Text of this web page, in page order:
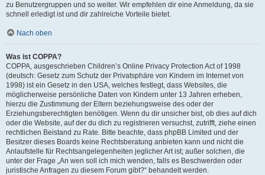
zu Benutzergruppen und so weiter. Wir empfehlen dir eine Anmeldung, da sie
schnell erledigt ist und dir zahlreiche Vorteile bietet.
Nach oben
Was ist COPPA?
COPPA, ausgeschrieben Children’s Online Privacy Protection Act of 1998
(deutsch: Gesetz zum Schutz der Privatsphäre von Kindern im Internet von
1998) ist ein Gesetz in den USA, welches festlegt, dass Websites, die
möglicherweise persönliche Daten von Kindern unter 13 Jahren erheben,
hierzu die Zustimmung der Eltern beziehungsweise des oder der
Erziehungsberechtigten benötigen. Wenn du dir unsicher bist, ob dies auf dich
oder die Website, auf der du dich zu registrieren versuchst, zutrifft, ziehe einen
rechtlichen Beistand zu Rate. Bitte beachte, dass phpBB Limited und der
Besitzer dieses Boards keine Rechtsberatung anbieten kann und nicht die
Anlaufstelle für Rechtsangelegenheiten jeglicher Art ist; außer solchen, die
unter der Frage „An wen soll ich mich wenden, falls es Beschwerden oder
juristische Anfragen zu diesem Forum gibt?“ behandelt werden.